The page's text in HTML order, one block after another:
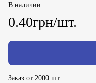
В наличии
0.40грн/шт.
Заказ от 2000 шт.